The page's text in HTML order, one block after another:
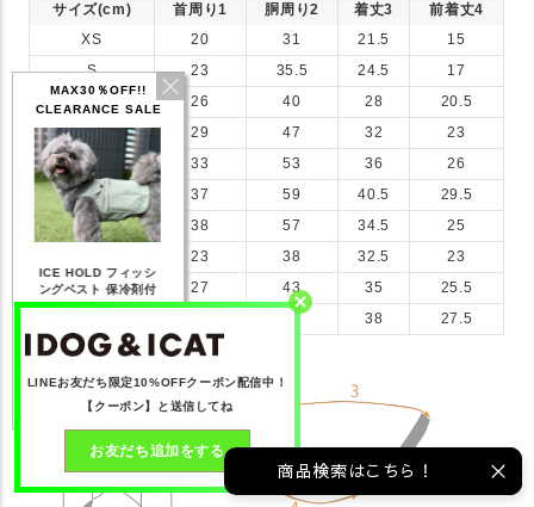
MAX30％OFF!!
CLEARANCE SALE
ッククーラー 保冷剤
付
円(税込み)
詳しく見る
テックタンク 遮熱
UVカット
詳しく見る
リフレッシングバンダ
【20％OFF】1,144
サイズ(cm) 首周り1 胴周り2 着丈3
前着丈4
XS
20 31 21.5
15
S
23 35.5 24.5
17
M
26 40 28
20.5
L
29 47 32
23
XL
33 53 36
26
XXL
37 59 40.5
29.5
F
38 57 34.5
25
23 38 32.5
23
DM
27 43 35
25.5
47 38 27.5
LINEお友だち限定10%OFFクーポン配信中！
【クーポン】と送信してね
お友だち追加をする
商品検索はこちら！